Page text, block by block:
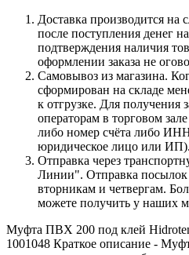
Доставка производится
после поступления денег
подтверждения наличия
оформлении заказа не
Самовывоз из магазина.
сформирован на складе
к отгрузке. Для получения
операторам в торговом
либо номер счёта либо
юридическое лицо или ИП).
Отправка через
Линии". Отправка посылок
вторникам и четвергам.
можете получить у наших
Муфта ПВХ 200 под клей
1001048 Краткое описание -